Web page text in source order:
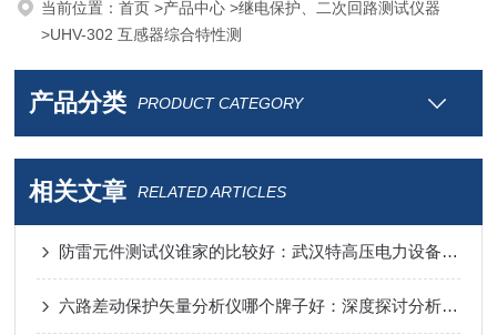
当前位置：首页>产品中心>继电保护、二次回路测试仪器
>UHV-302 互感器综合特性测
产品分类 PRODUCT CATEGORY
相关文章 RELATED ARTICLES
防雷元件测试仪谁家的比较好：武汉特高压电力设备的一次巡检实例
六路差动保护矢量分析仪哪个牌子好：深度探讨分析仪的技术特点与现场应用